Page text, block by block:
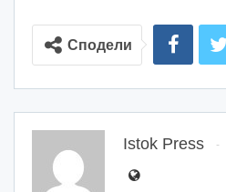
Сподели
Istok Press